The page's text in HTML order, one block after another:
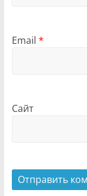
Email *
Сайт